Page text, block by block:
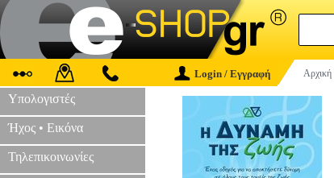
Login / Εγγραφή Αρχική
Υπολογιστές
Ήχος • Εικόνα
Τηλεπικοινωνίες